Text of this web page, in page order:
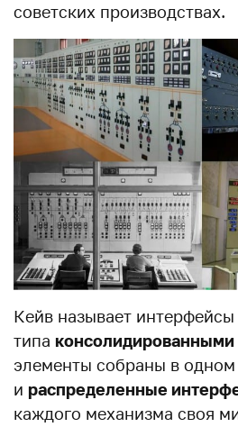
советских производствах.
Кейв называет интерфейсы
типа консолидированными
элементы собраны в
и распределенные
каждого механизма своя